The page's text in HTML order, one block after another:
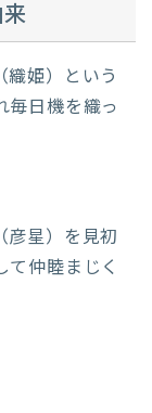
姫）という
毎日機を織っ
彦星）を見初
仲睦まじく